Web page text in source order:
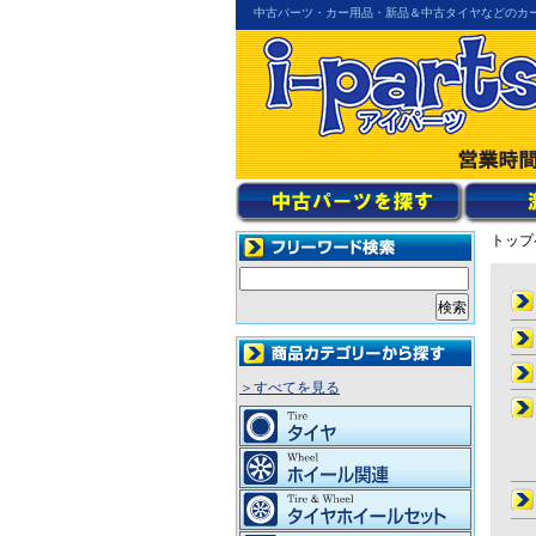
中古パーツ・カー用品・新品＆中古タイヤなどの
トッ
＞すべてを見る